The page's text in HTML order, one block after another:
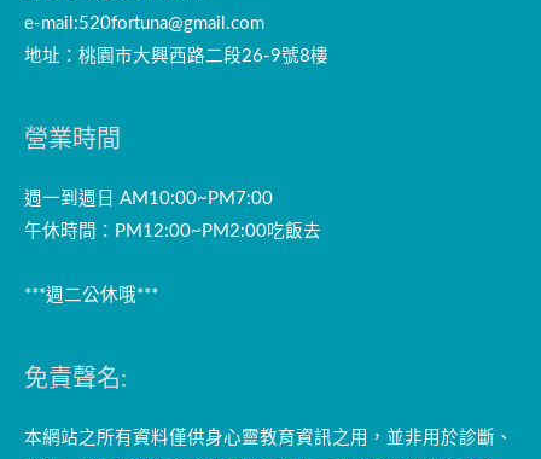
e-mail:520fortuna@gmail.com
地址：桃園市大興西路二段26-9號8樓
營業時間
週一到週日 AM10:00~PM7:00
午休時間：PM12:00~PM2:00吃飯去
***週二公休哦***
免責聲名:
本網站之所有資料僅供身心靈教育資訊之用，並非用於診斷、